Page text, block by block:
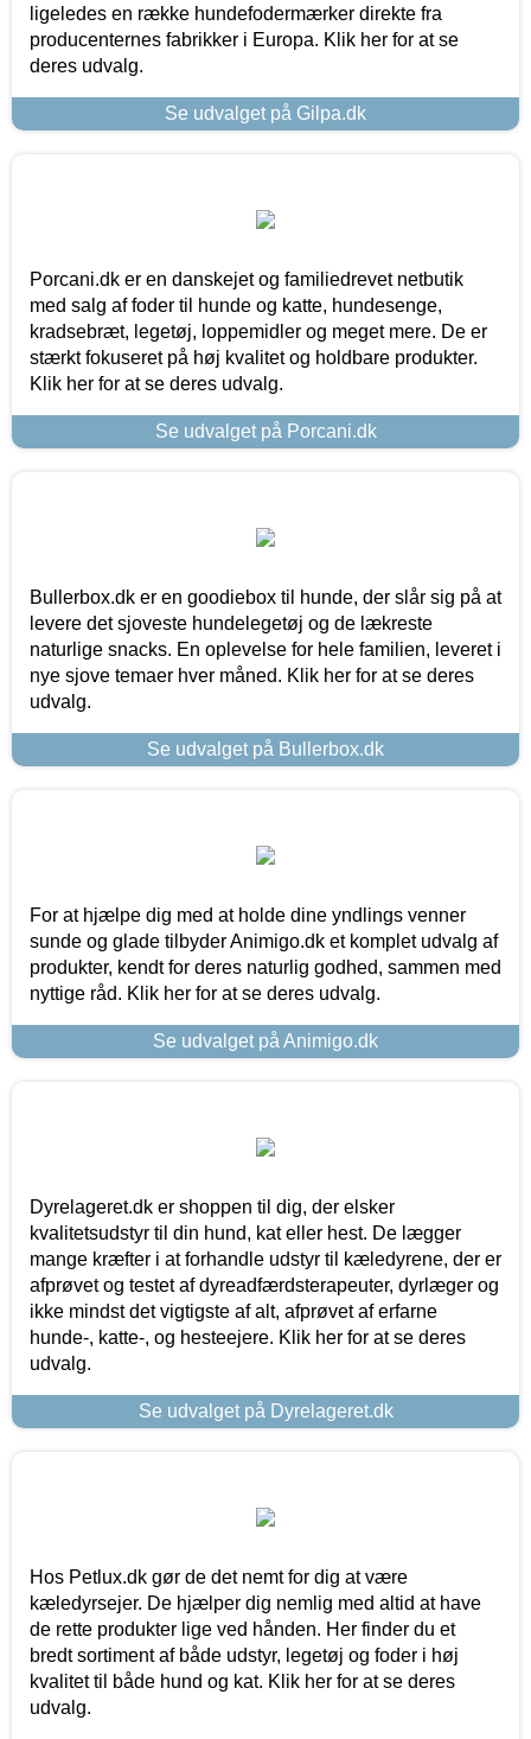
ligeledes en række hundefodermærker direkte fra
producenternes fabrikker i Europa. Klik her for at se
deres udvalg.
Se udvalget på Gilpa.dk
Porcani.dk er en danskejet og familiedrevet netbutik
med salg af foder til hunde og katte, hundesenge,
kradsebræt, legetøj, loppemidler og meget mere. De er
stærkt fokuseret på høj kvalitet og holdbare produkter.
Klik her for at se deres udvalg.
Se udvalget på Porcani.dk
Bullerbox.dk er en goodiebox til hunde, der slår sig på at
levere det sjoveste hundelegetøj og de lækreste
naturlige snacks. En oplevelse for hele familien, leveret i
nye sjove temaer hver måned. Klik her for at se deres
udvalg.
Se udvalget på Bullerbox.dk
For at hjælpe dig med at holde dine yndlings venner
sunde og glade tilbyder Animigo.dk et komplet udvalg af
produkter, kendt for deres naturlig godhed, sammen med
nyttige råd. Klik her for at se deres udvalg.
Se udvalget på Animigo.dk
Dyrelageret.dk er shoppen til dig, der elsker
kvalitetsudstyr til din hund, kat eller hest. De lægger
mange kræfter i at forhandle udstyr til kæledyrene, der er
afprøvet og testet af dyreadfærdsterapeuter, dyrlæger og
ikke mindst det vigtigste af alt, afprøvet af erfarne
hunde-, katte-, og hesteejere. Klik her for at se deres
udvalg.
Se udvalget på Dyrelageret.dk
Hos Petlux.dk gør de det nemt for dig at være
kæledyrsejer. De hjælper dig nemlig med altid at have
de rette produkter lige ved hånden. Her finder du et
bredt sortiment af både udstyr, legetøj og foder i høj
kvalitet til både hund og kat. Klik her for at se deres
udvalg.